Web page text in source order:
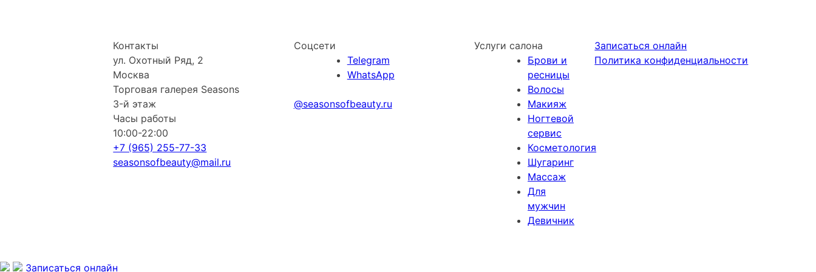
Контакты
ул. Охотный Ряд, 2
Москва
Торговая галерея Seasons
3-й этаж
Часы работы
10:00-22:00
+7 (965) 255-77-33
seasonsofbeauty@mail.ru
Соцсети
Telegram
WhatsApp
@seasonsofbeauty.ru
Услуги салона
Брови и
ресницы
Волосы
Макияж
Ногтевой
сервис
Косметология
Шугаринг
Массаж
Для
мужчин
Девичник
Записаться онлайн
Политика конфиденциальности
Записаться онлайн